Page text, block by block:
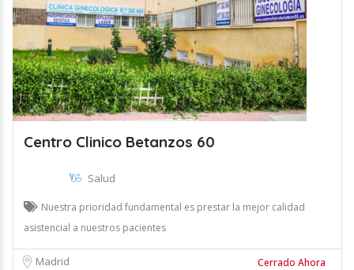
Centro Clinico Betanzos 60
Salud
Nuestra prioridad fundamental es prestar la mejor calidad
asistencial a nuestros pacientes
Madrid Cerrado Ahora